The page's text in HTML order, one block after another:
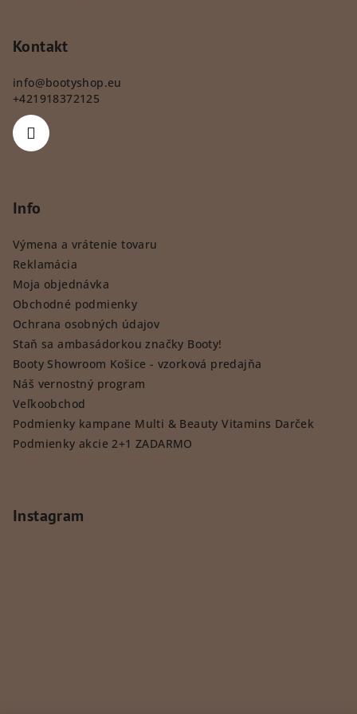
Kontakt
info@bootyshop.eu
+421918372125
Info
Výmena a vrátenie tovaru
Reklamácia
Moja objednávka
Obchodné podmienky
Ochrana osobných údajov
Staň sa ambasádorkou značky Booty!
Booty Showroom Košice - vzorková predajňa
Náš vernostný program
Veľkoobchod
Podmienky kampane Multi & Beauty Vitamins Darček
Podmienky akcie 2+1 ZADARMO
Instagram